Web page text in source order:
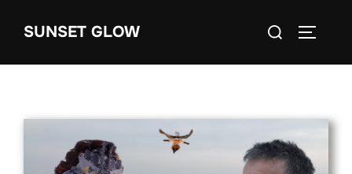
InhaltSUNSET GLOW
Suchen